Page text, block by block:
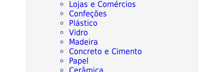
Lojas e Comércios
Confeções
Plástico
Vidro
Madeira
Concreto e Cimento
Papel